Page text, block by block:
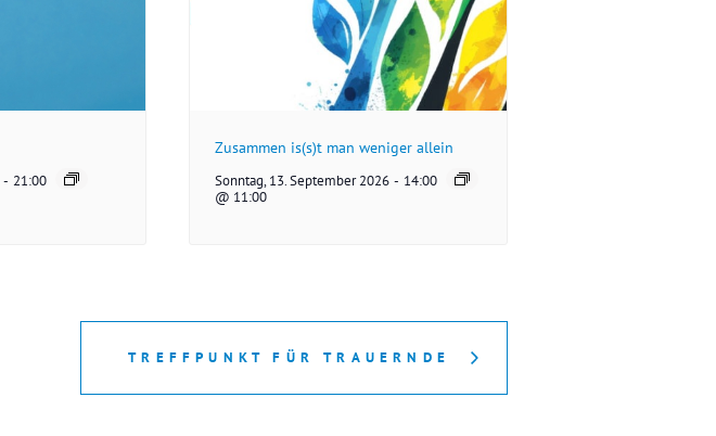
- 21:00
Zusammen is(s)t man weniger allein
Sonntag, 13. September 2026
@ 11:00
- 14:00
TREFFPUNKT FÜR TRAUERNDE